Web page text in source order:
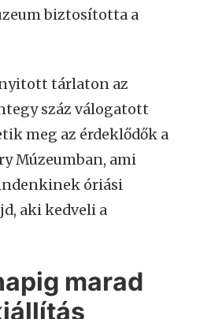
biztosította a
tárlaton az
száz válogatott
meg az érdeklődők a
Múzeumban, ami
óriási
aki kedveli a
marad